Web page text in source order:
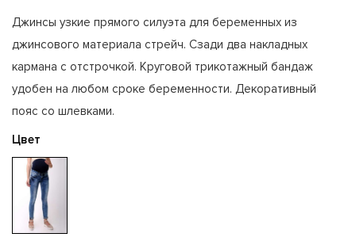
Джинсы узкие прямого силуэта для беременных из
джинсового материала стрейч. Сзади два накладных
кармана с отстрочкой. Круговой трикотажный бандаж
удобен на любом сроке беременности. Декоративный
пояс со шлевками.
Цвет